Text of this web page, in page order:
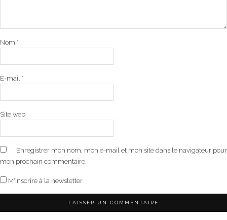
Nom *
E-mail *
Site web
Enregistrer mon nom, mon e-mail et mon site dans le navigateur pour
mon prochain commentaire.
M'inscrire à la newsletter